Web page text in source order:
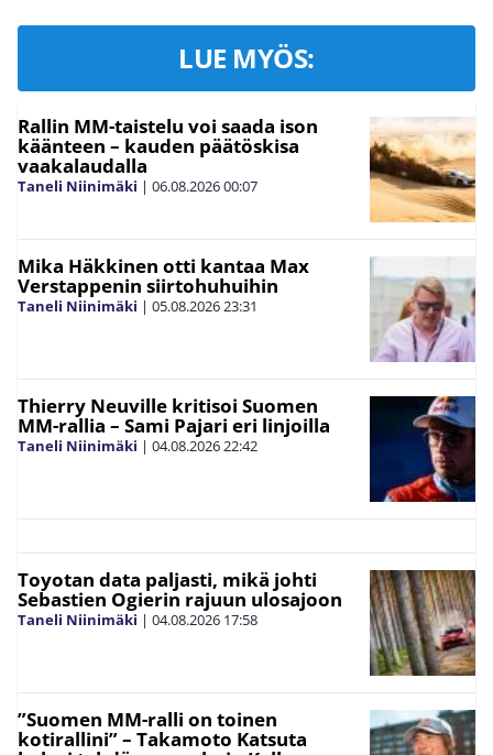
LUE MYÖS:
Rallin MM-taistelu voi saada ison
käänteen – kauden päätöskisa
vaakalaudalla
Taneli Niinimäki | 06.08.202600:07
Mika Häkkinen otti kantaa Max
Verstappenin siirtohuhuihin
Taneli Niinimäki | 05.08.202623:31
Thierry Neuville kritisoi Suomen
MM-rallia – Sami Pajari eri linjoilla
Taneli Niinimäki | 04.08.202622:42
Toyotan data paljasti, mikä johti
Sebastien Ogierin rajuun ulosajoon
Taneli Niinimäki | 04.08.2026 17:58
”Suomen MM-ralli on toinen
kotirallini” – Takamoto Katsuta